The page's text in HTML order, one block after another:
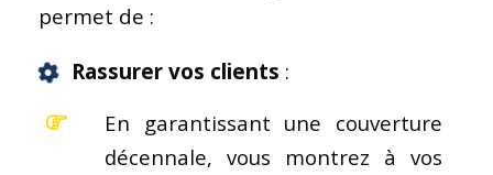
permet de :
Rassurer vos clients :
En garantissant une couverture
décennale, vous montrez à vos